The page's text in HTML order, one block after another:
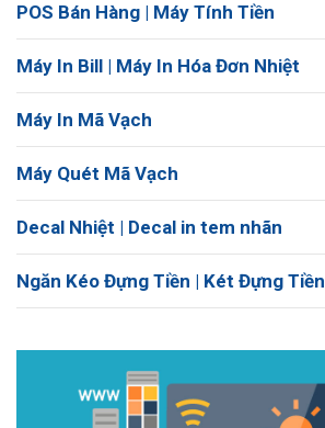
POS Bán Hàng | Máy Tính Tiền
Máy In Bill | Máy In Hóa Đơn Nhiệt
Máy In Mã Vạch
Máy Quét Mã Vạch
Decal Nhiệt | Decal in tem nhãn
Ngăn Kéo Đựng Tiền | Két Đựng Tiền